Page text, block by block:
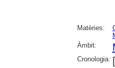
Matèries:
Àmbit:
Cronologia: